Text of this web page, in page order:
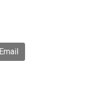
Email